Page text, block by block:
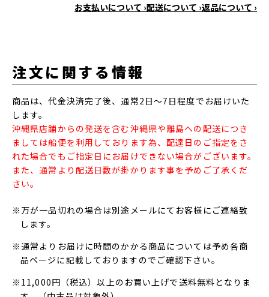
お支払いについて ›配送について ›返品について ›
注文に関する情報
商品は、代金決済完了後、通常2日～7日程度でお届けいた
します。
沖縄県店舗からの発送を含む沖縄県や離島への配送につき
ましては船便を利用しております為、配達日のご指定をさ
れた場合でもご指定日にお届けできない場合がございます。
また、通常より配送日数が掛かります事を予めご了承くだ
さい。
※万が一品切れの場合は別途メールにてお客様にご連絡致
します。
※通常よりお届けに時間のかかる商品については予め各商
品ページに記載しておりますのでご確認下さい。
※11,000円（税込）以上のお買い上げで送料無料となりま